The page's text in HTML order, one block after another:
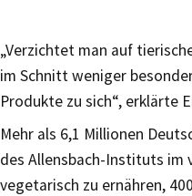
„Verzichtet man auf
im Schnitt weniger
Produkte zu sich“, erklärte
Mehr als 6,1 Millionen
des Allensbach-Instituts im
vegetarisch zu ernähren,